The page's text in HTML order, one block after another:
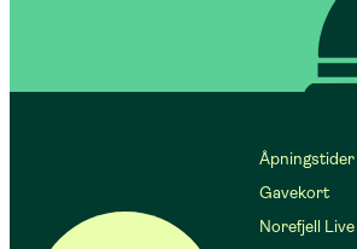
Åpningstider
Gavekort
Norefjell Live